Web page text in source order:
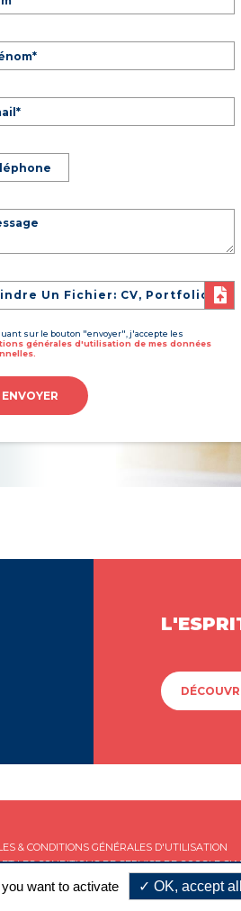
Un Fichier: CV, Portfolio
sur le bouton "envoyer", j'accepte les
générales d'utilisation de mes données
ENVOYER
& CONDITIONS GÉNÉRALES D'UTILISATION
ET LESCONDITIONS DE SERVICEDE GOOGLE
want to activate OK, accept all